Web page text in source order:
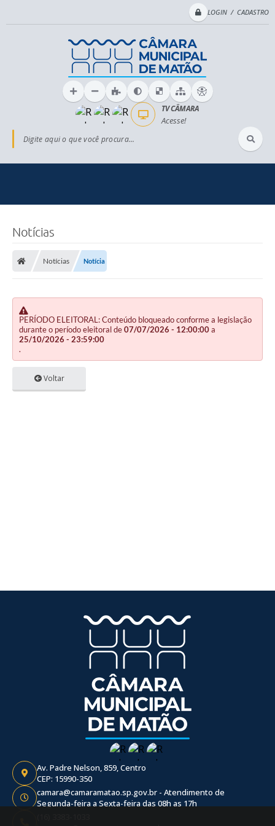
LOGIN / CADASTRO
Digite aqui o que você procura...
TV CÂMARA
Acesse!
Notícias
Notícias Notícia
PERÍODO ELEITORAL: Conteúdo bloqueado conforme a legislação
durante o período eleitoral de07/07/2026 - 12:00:00a
25/10/2026 - 23:59:00
.
Voltar
Av. Padre Nelson, 859, Centro
CEP: 15990-350
camara@camaramatao.sp.gov.br - Atendimento de
Segunda-feira a Sexta-feira das 08h as 17h